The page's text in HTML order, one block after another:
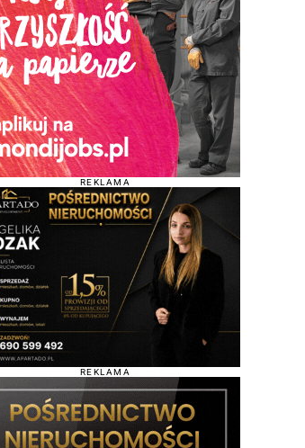
REKLAMA
REKLAMA